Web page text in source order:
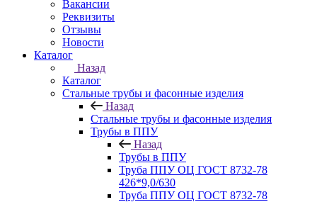
Вакансии
Реквизиты
Отзывы
Новости
Каталог
Назад
Каталог
Стальные трубы и фасонные изделия
Назад
Стальные трубы и фасонные изделия
Трубы в ППУ
Назад
Трубы в ППУ
Труба ППУ ОЦ ГОСТ 8732-78
426*9,0/630
Труба ППУ ОЦ ГОСТ 8732-78